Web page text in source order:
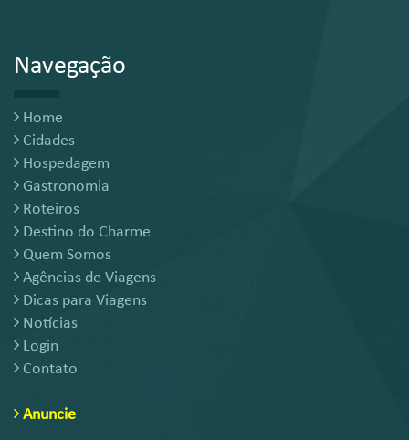
Navegação
Home
Cidades
Hospedagem
Gastronomia
Roteiros
Destino do Charme
Quem Somos
Agências de Viagens
Dicas para Viagens
Notícias
Login
Contato
Anuncie